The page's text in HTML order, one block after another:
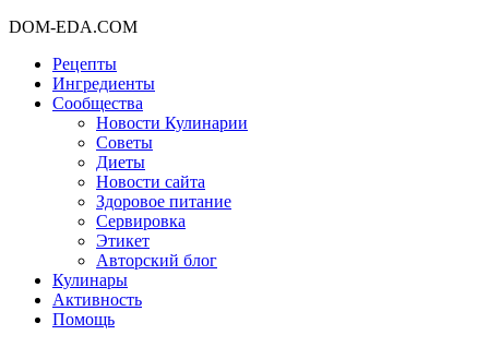
DOM-EDA.COM
Рецепты
Ингредиенты
Сообщества
Новости Кулинарии
Советы
Диеты
Новости сайта
Здоровое питание
Сервировка
Этикет
Авторский блог
Кулинары
Активность
Помощь